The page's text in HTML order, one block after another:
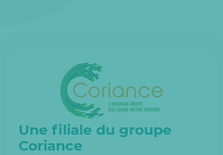
Une filiale du groupe
Coriance